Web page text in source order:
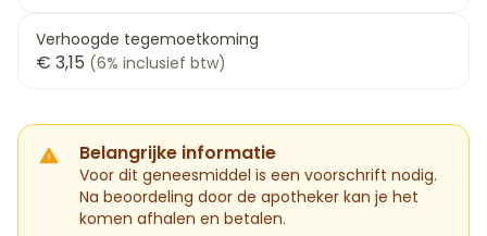
Verhoogde tegemoetkoming
€ 3,15 (6% inclusief btw)
Belangrijke informatie
Voor dit geneesmiddel is een voorschrift nodig.
Na beoordeling door de apotheker kan je het
komen afhalen en betalen.